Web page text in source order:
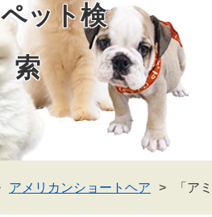
ペット検
索
アメリカンショートヘア 「ア